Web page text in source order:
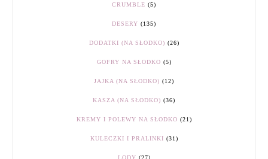
CRUMBLE (5)
DESERY (135)
DODATKI (NA SŁODKO) (26)
GOFRY NA SŁODKO (5)
JAJKA (NA SŁODKO) (12)
KASZA (NA SŁODKO) (36)
KREMY I POLEWY NA SŁODKO (21)
KULECZKI I PRALINKI (31)
LODY (27)